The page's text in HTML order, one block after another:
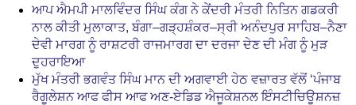
ਆਪ ਐਮਪੀ ਮਾਲਵਿੰਦਰ ਸਿੰਘ ਕੰਗ ਨੇ ਕੇਂਦਰੀ ਮੰਤਰੀ ਨਿਤਿਨ ਗਡਕਰੀ
ਨਾਲ ਕੀਤੀ ਮੁਲਾਕਾਤ, ਬੰਗਾ–ਗੜ੍ਹਸ਼ੰਕਰ–ਸ੍ਰੀ ਅਨੰਦਪੁਰ ਸਾਹਿਬ–ਨੈਣਾ
ਦੇਵੀ ਮਾਰਗ ਨੂੰ ਰਾਸ਼ਟਰੀ ਰਾਜਮਾਰਗ ਦਾ ਦਰਜਾ ਦੇਣ ਦੀ ਮੰਗ ਨੂੰ ਮੁੜ
ਦੁਹਰਾਇਆ
ਮੁੱਖ ਮੰਤਰੀ ਭਗਵੰਤ ਸਿੰਘ ਮਾਨ ਦੀ ਅਗਵਾਈ ਹੇਠ ਵਜ਼ਾਰਤ ਵੱਲੋਂ ‘ਪੰਜਾਬ
ਰੈਗੂਲੇਸ਼ਨ ਆਫ ਫੀਸ ਆਫ ਅਣ-ਏਡਿਡ ਐਜੂਕੇਸ਼ਨਲ ਇੰਸਟੀਚਿਊਸ਼ਨਜ਼